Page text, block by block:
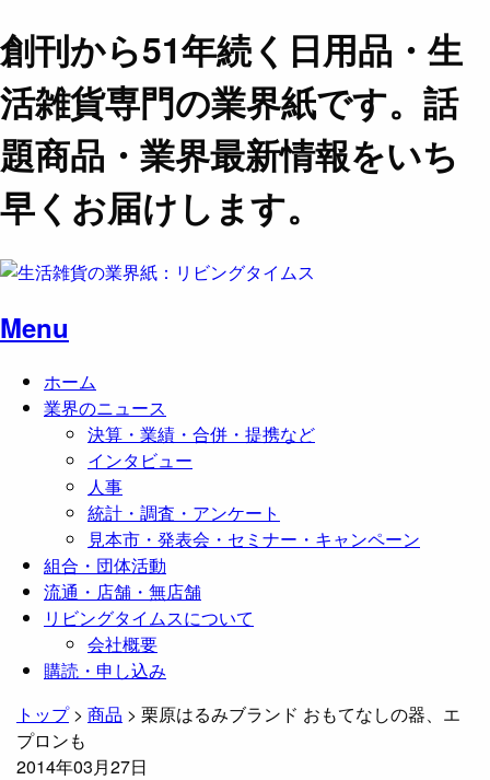
創刊から51年続く日用品・生
活雑貨専門の業界紙です。話
題商品・業界最新情報をいち
早くお届けします。
Menu
ホーム
業界のニュース
決算・業績・合併・提携など
インタビュー
人事
統計・調査・アンケート
見本市・発表会・セミナー・キャンペーン
組合・団体活動
流通・店舗・無店舗
リビングタイムスについて
会社概要
購読・申し込み
トップ> 商品 > 栗原はるみブランド おもてなしの器、エ
プロンも
2014年03月27日